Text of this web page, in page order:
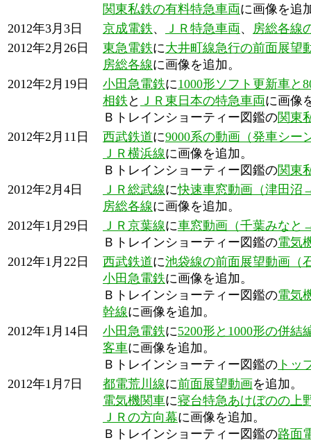
関東私鉄の有料特急車両に画像を追
2012年3月3日
京成電鉄、 ＪＲ特急車両、 房総各線
2012年2月26日
東急電鉄に大井町線急行の前面展
房総各線に画像を追加。
2012年2月19日
小田急電鉄に1000形ソフト更新車と
相鉄 と ＪＲ東日本の特急車両に画像
Ｂトレインショーティー図鑑の関東
2012年2月11日
西武鉄道に9000系の動画（発車シー
ＪＲ横浜線に画像を追加。
Ｂトレインショーティー図鑑の関東
2012年2月4日
ＪＲ総武線に快速車窓動画（津田沼
房総各線に画像を追加。
2012年1月29日
ＪＲ京葉線に車窓動画（千葉みなと
Ｂトレインショーティー図鑑の電気
2012年1月22日
西武鉄道に池袋線の前面展望動画（
小田急電鉄に画像を追加。
Ｂトレインショーティー図鑑の電気
幹線に画像を追加。
2012年1月14日
小田急電鉄に5200形と1000形の併結
客車に画像を追加。
Ｂトレインショーティー図鑑の トッ
2012年1月7日
都電荒川線に前面展望動画を追加。
電気機関車に寝台特急あけぼのの上
ＪＲの方向幕に画像を追加。
Ｂトレインショーティー図鑑の路面